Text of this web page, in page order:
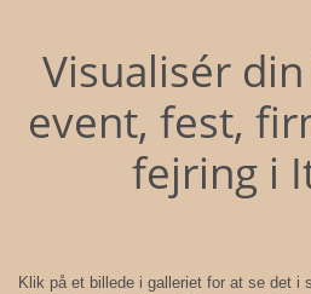
Visualisér
event, fest,
fejring i
Klik på et billede i galleriet for at se det i